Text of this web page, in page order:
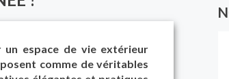
un espace de vie extérieur
comme de véritables